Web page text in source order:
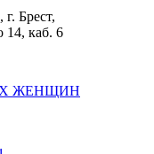
г. Брест,
14, каб. 6
ЖЕНЩИН